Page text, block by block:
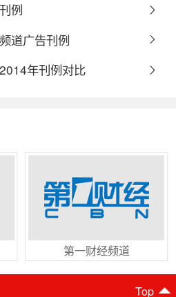
例
道广告刊例
年刊例对比
第一财经频道
Top